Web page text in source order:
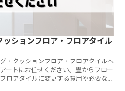
ションフロア・フロアタイル
・クッションフロア・フロアタイルへ
ートにお任せください。畳からフロー
ロアタイルに変更する費用や必要な日